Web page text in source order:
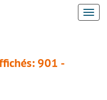
901 -